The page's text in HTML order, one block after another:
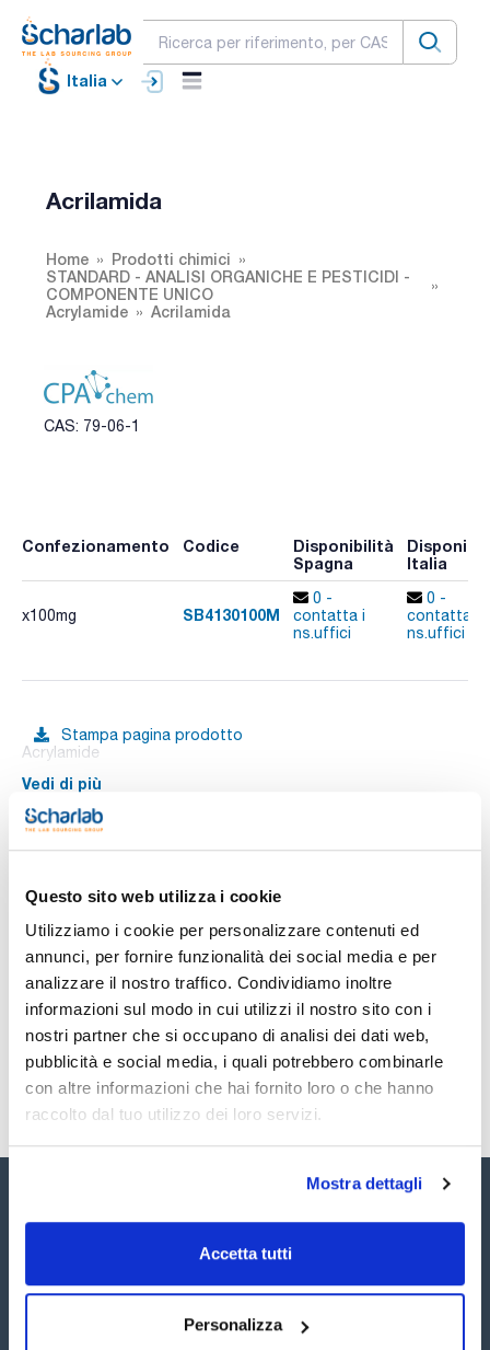
Questo sito web utilizza i cookie
Utilizziamo i cookie per personalizzare contenuti ed
annunci, per fornire funzionalità dei social media e per
analizzare il nostro traffico. Condividiamo inoltre
informazioni sul modo in cui utilizzi il nostro sito con i
nostri partner che si occupano di analisi dei dati web,
pubblicità e social media, i quali potrebbero combinarle
con altre informazioni che hai fornito loro o che hanno
raccolto dal tuo utilizzo dei loro servizi.
Mostra dettagli
Accetta tutti
Personalizza
Italia
Acrilamida
Home
Prodotti chimici
STANDARD - ANALISI ORGANICHE E PESTICIDI -
COMPONENTE UNICO
Acrylamide
Acrilamida
CAS: 79-06-1
Confezionamento Codice
Disponibilità
Spagna
Italia
x100mg SB4130100M
0 -
contatta i
ns.uffici
0 -
contatta i
ns.uffici
Stampa pagina prodotto
Acrylamide
Vedi di più
Documentazione tecnica
TDS / Scheda tecnica
Registrati per i download
COA
Registrati per i download
SDS / Scheda di
Sicurezza
Registrati per i download
Seguici: